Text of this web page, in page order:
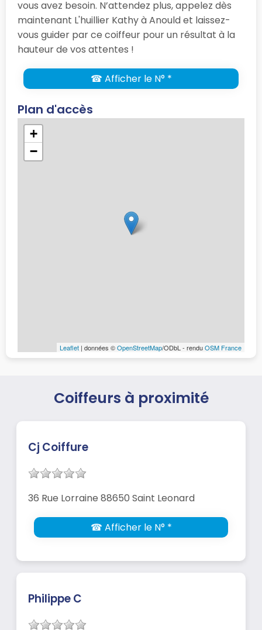
vous avez besoin. N’attendez plus, appelez dès
maintenant L'huillier Kathy à Anould et laissez-
vous guider par ce coiffeur pour un résultat à la
hauteur de vos attentes !
☎ Afficher le N° *
Plan d'accès
+
−
Leaflet | données ©OpenStreetMap/ODbL - renduOSM France
Coiffeurs à proximité
Cj Coiffure
36 Rue Lorraine 88650 Saint Leonard
☎ Afficher le N° *
Philippe C